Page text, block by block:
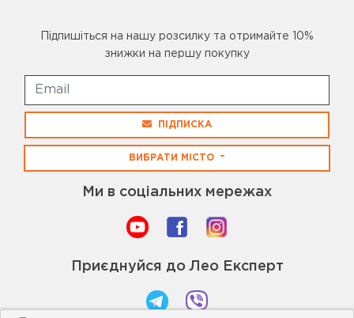
Підпишіться на нашу розсилку та отримайте 10%
знижки на першу покупку
ПІДПИСКА
ВИБРАТИ МІСТО
Ми в соціальних мережах
Приєднуйся до Лео Експерт